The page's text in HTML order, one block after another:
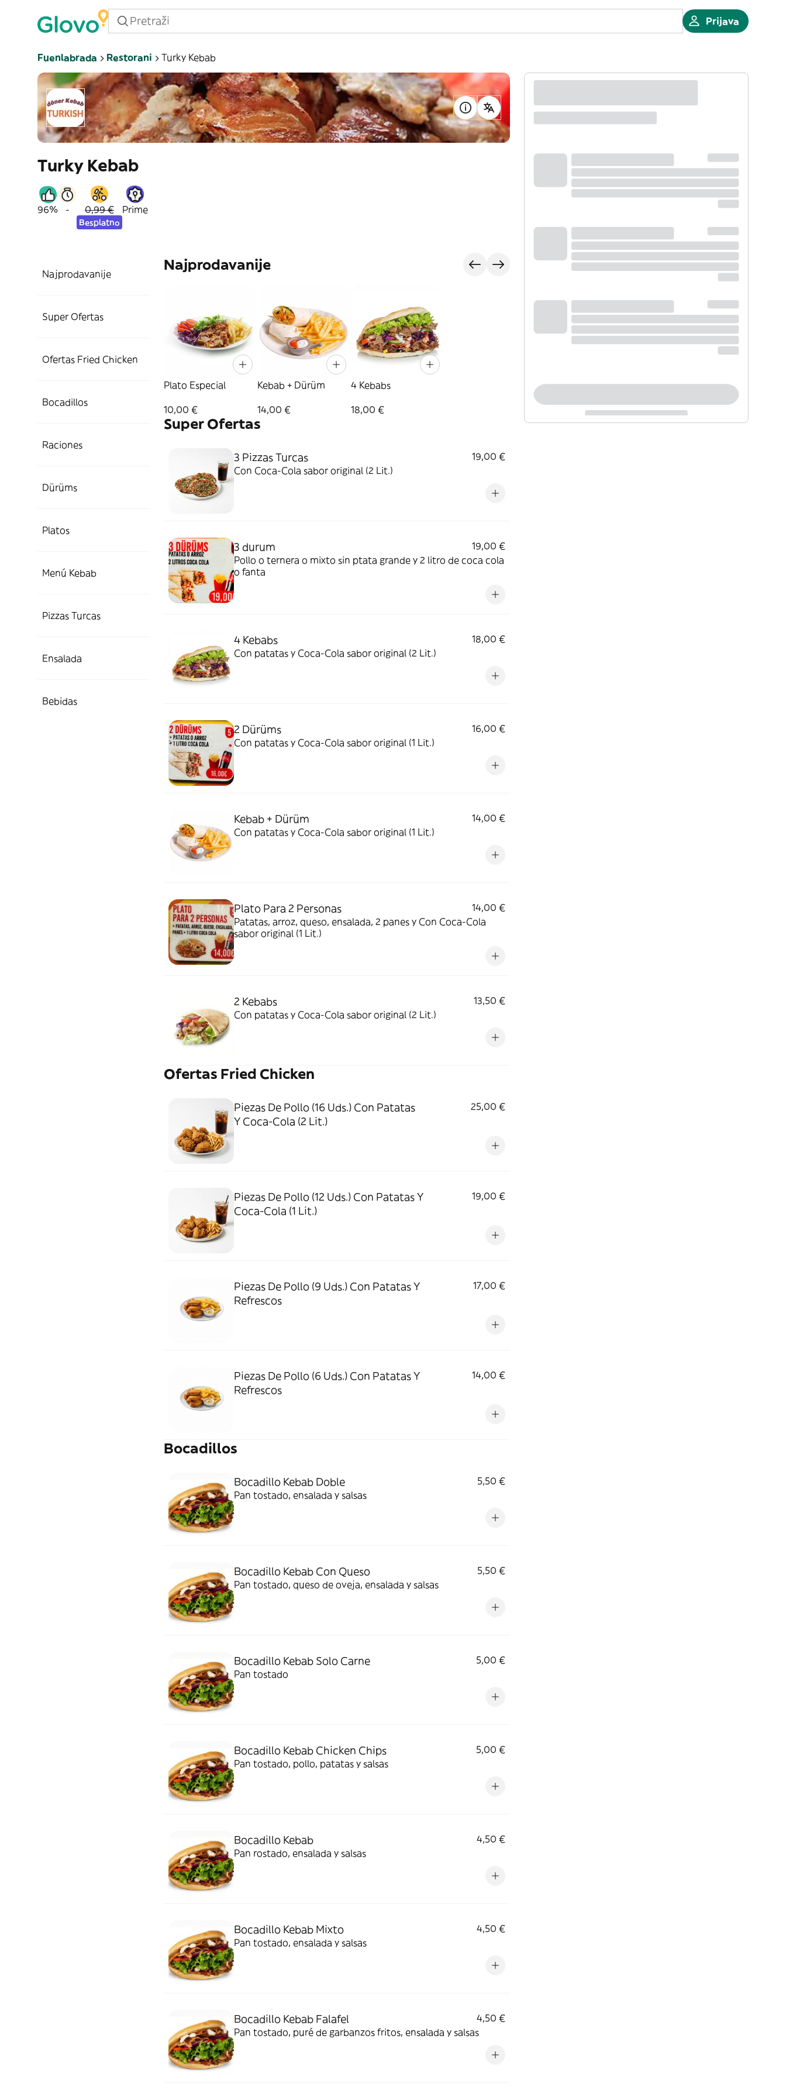
Prijava
Fuenlabrada Restorani Turky Kebab
Turky Kebab
96% - 0,99 €
Besplatno
Prime
Najprodavanije
Super Ofertas
Ofertas Fried Chicken
Bocadillos
Raciones
Dürüms
Platos
Menú Kebab
Pizzas Turcas
Ensalada
Bebidas
Najprodavanije
Plato Especial
10,00 €
Kebab + Dürüm
14,00 €
4 Kebabs
18,00 €
Super Ofertas
3 Pizzas Turcas
19,00 €
Con Coca-Cola sabor original (2 Lit.)
3 durum
19,00 €
Pollo o ternera o mixto sin ptata grande y 2 litro de coca cola
o fanta
4 Kebabs
18,00 €
Con patatas y Coca-Cola sabor original (2 Lit.)
2 Dürüms
16,00 €
Con patatas y Coca-Cola sabor original (1 Lit.)
Kebab + Dürüm
14,00 €
Con patatas y Coca-Cola sabor original (1 Lit.)
Plato Para 2 Personas
14,00 €
Patatas, arroz, queso, ensalada, 2 panes y Con Coca-Cola
sabor original (1 Lit.)
2 Kebabs
13,50 €
Con patatas y Coca-Cola sabor original (2 Lit.)
Ofertas Fried Chicken
Piezas De Pollo (16 Uds.) Con Patatas
Y Coca-Cola (2 Lit.)
25,00 €
Piezas De Pollo (12 Uds.) Con Patatas Y
Coca-Cola (1 Lit.)
19,00 €
Piezas De Pollo (9 Uds.) Con Patatas Y
Refrescos
17,00 €
Piezas De Pollo (6 Uds.) Con Patatas Y
Refrescos
14,00 €
Bocadillos
Bocadillo Kebab Doble
5,50 €
Pan tostado, ensalada y salsas
Bocadillo Kebab Con Queso
5,50 €
Pan tostado, queso de oveja, ensalada y salsas
Bocadillo Kebab Solo Carne
5,00 €
Pan tostado
Bocadillo Kebab Chicken Chips
5,00 €
Pan tostado, pollo, patatas y salsas
Bocadillo Kebab
4,50 €
Pan rostado, ensalada y salsas
Bocadillo Kebab Mixto
4,50 €
Pan tostado, ensalada y salsas
Bocadillo Kebab Falafel
4,50 €
Pan tostado, puré de garbanzos fritos, ensalada y salsas